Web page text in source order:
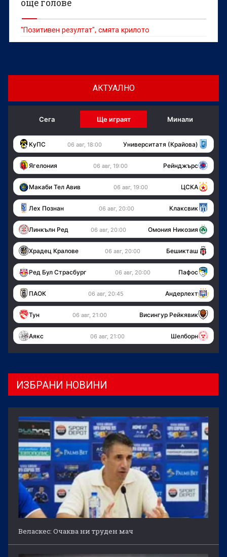
още голове
"Позитивен резултат", смята крилото
АКТУАЛНО
Сега Ще играят Минали
KуПС 06 авг, 18:00 Университатя (Крайова)
Ягелония 06 авг, 19:00 Рейнджърс
Макаби Тел Авив 06 авг, 19:00 ЦСКА
Лех Познан 06 авг, 20:00 Клаксвик
Линкълн Ред 06 авг, 20:00 Омония Никозия
Храдец Кралове 06 авг, 20:00 Бешикташ
Ред Бул Страсбург 06 авг, 20:00 Пафос
ПАОК 06 авг, 20:45 Андерлехт
Тун 06 авг, 21:00 Висингур Рейкявик
Аякс 06 авг, 21:00 Шелборн
ИЗБРАНИ НОВИНИ
Веласкес: Очаква ни труден мач